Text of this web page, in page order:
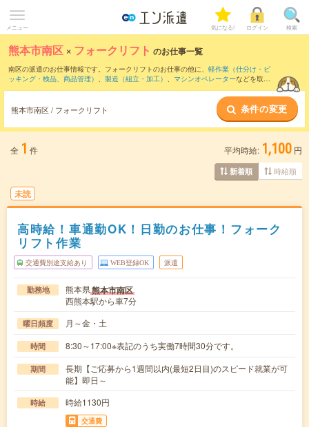
メニュー 気になる! ログイン 検索
熊本市南区 × フォークリフト のお仕事一覧
南区の派遣のお仕事情報です。フォークリフトのお仕事の他に、 軽作業（仕分け・ピ
ッキング・検品、商品管理） 、 製造（組立・加工） 、 マシンオペレーターなどを取り
フォークリフトのお仕事とは？とは？
熊本市南区 / フォークリフト 条件の変更
全 1 件 平均時給: 1,100 円
新着順 時給順
未読
高時給！車通勤OK！日勤のお仕事！フォーク
リフト作業
交通費別途支給あり WEB登録OK 派遣
勤務地 熊本県熊本市南区
西熊本駅から車7分
曜日頻度 月～金・土
時間 8:30～17:00※表記のうち実働7時間30分です。
期間
長期【ご応募から1週間以内(最短2日目)のスピード就業が可
能】即日～
時給 時給1130円
交通費